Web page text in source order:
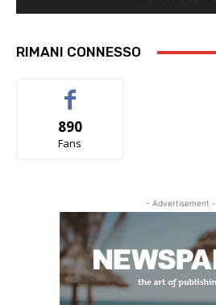
RIMANI CONNESSO
890
Fans
- Advertisement -